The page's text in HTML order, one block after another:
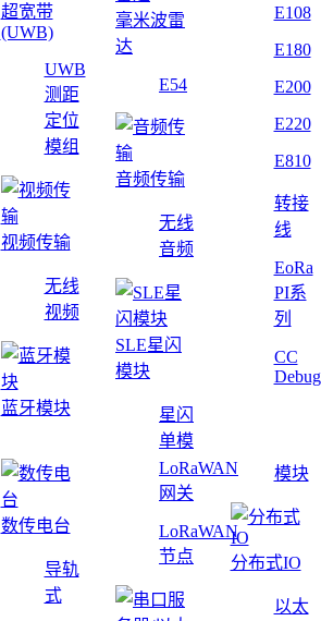
超宽带
(UWB)
UWB
测距
定位
模组
视频传输
无线
视频
蓝牙模块
毫米波雷
达
E54
音频传输
无线
音频
SLE星闪
模块
星闪
单模
E108
E180
E200
E220
E810
转接
线
EoRa
PI系
列
CC
数传电台
导轨
式
LoRaWAN
网关
LoRaWAN
节点
模块
分布式IO
以太